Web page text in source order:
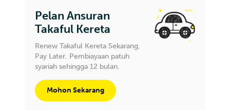
Pelan Ansuran
Takaful Kereta
Renew Takaful Kereta Sekarang,
Pay Later. Pembiayaan patuh
syariah sehingga 12 bulan.
Mohon Sekarang